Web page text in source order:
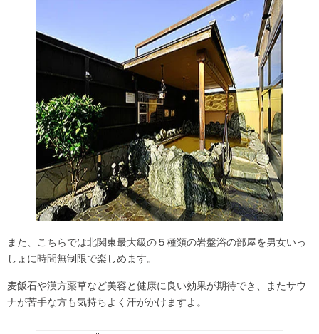
また、こちらでは北関東最大級の５種類の岩盤浴の部屋を男女いっ
しょに時間無制限で楽しめます。
麦飯石や漢方薬草など美容と健康に良い効果が期待でき、またサウ
ナが苦手な方も気持ちよく汗がかけますよ。